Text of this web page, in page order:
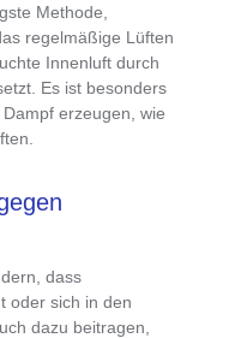
Methode,
regelmäßige Lüften
Innenluft durch
Es ist besonders
erzeugen, wie
dass
oder sich in den
dazu beitragen,